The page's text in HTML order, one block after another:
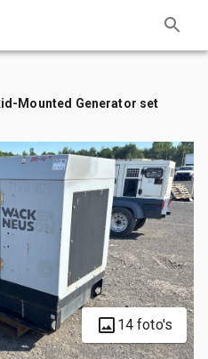
Mounted Generator set
14 foto's